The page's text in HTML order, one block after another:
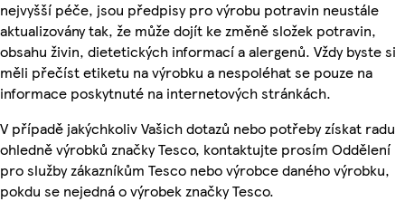
nejvyšší péče, jsou předpisy pro výrobu potravin neustále
aktualizovány tak, že může dojít ke změně složek potravin,
obsahu živin, dietetických informací a alergenů. Vždy byste si
měli přečíst etiketu na výrobku a nespoléhat se pouze na
informace poskytnuté na internetových stránkách.
V případě jakýchkoliv Vašich dotazů nebo potřeby získat radu
ohledně výrobků značky Tesco, kontaktujte prosím Oddělení
pro služby zákazníkům Tesco nebo výrobce daného výrobku,
pokdu se nejedná o výrobek značky Tesco.